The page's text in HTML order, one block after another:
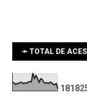
➛ TOTAL DE
18182